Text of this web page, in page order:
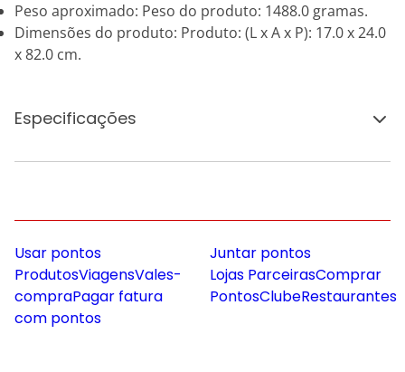
Peso aproximado: Peso do produto: 1488.0 gramas.
Dimensões do produto: Produto: (L x A x P): 17.0 x 24.0
x 82.0 cm.
Especificações
Usar pontos
ProdutosViagensVales-
compraPagar fatura
com pontos
Juntar pontos
Lojas ParceirasComprar
PontosClubeRestaurantes